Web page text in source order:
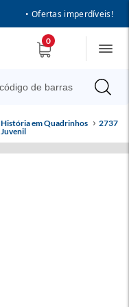
• Ofertas imperdíveis!
0
História em Quadrinhos
Juvenil
2737